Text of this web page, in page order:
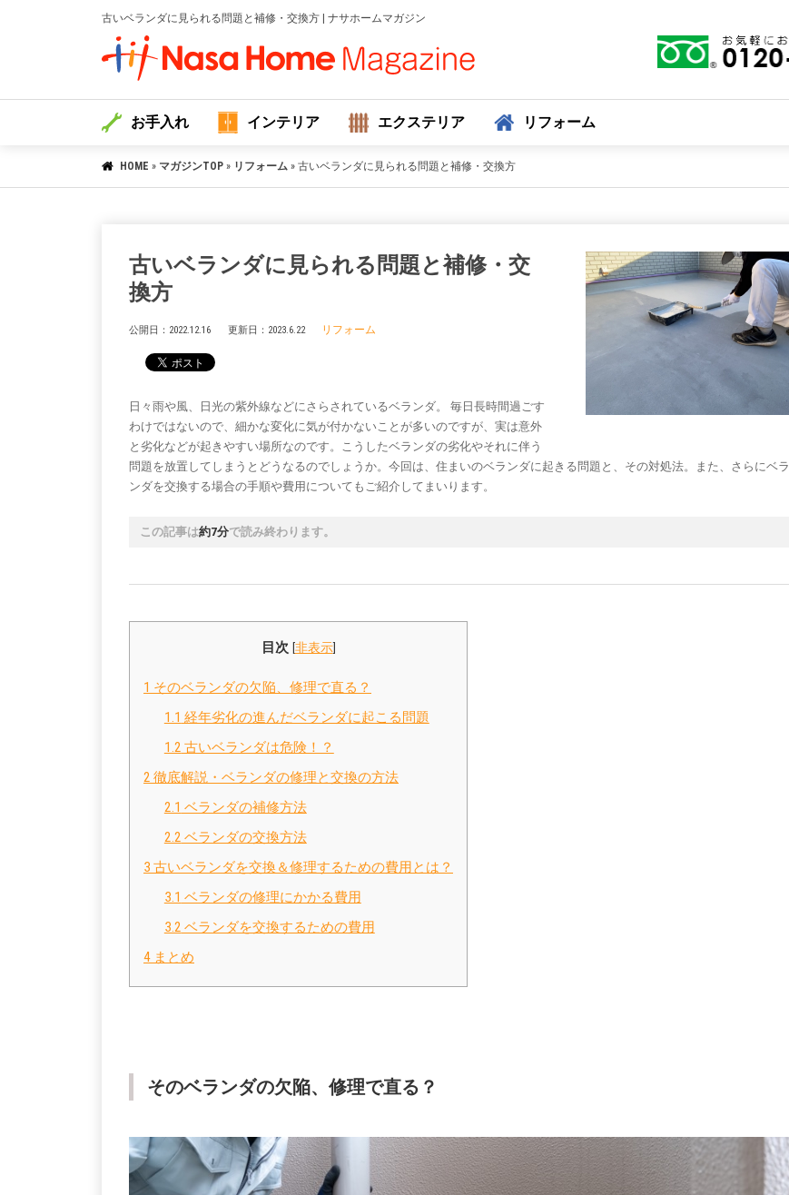
古いベランダに見られる問題と補修・交換方 | ナサホームマガジン
お手入れ インテリア エクステリア リフォーム
HOME » マガジンTOP » リフォーム » 古いベランダに見られる問題と補修・交換方
古いベランダに見られる問題と補修・交
換方
公開日： 2022.12.16 更新日： 2023.6.22 リフォーム
日々雨や風、日光の紫外線などにさらされているベランダ。 毎日長時間過ごす
わけではないので、細かな変化に気が付かないことが多いのですが、実は意外
と劣化などが起きやすい場所なのです。こうしたベランダの劣化やそれに伴う
問題を放置してしまうとどうなるのでしょうか。今回は、住まいのベランダに起きる問題と、その対処法。また、さらにベラ
ンダを交換する場合の手順や費用についてもご紹介してまいります。
この記事は約7分で読み終わります。
目次 [非表示]
1 そのベランダの欠陥、修理で直る？
1.1 経年劣化の進んだベランダに起こる問題
1.2 古いベランダは危険！？
2 徹底解説・ベランダの修理と交換の方法
2.1 ベランダの補修方法
2.2 ベランダの交換方法
3 古いベランダを交換＆修理するための費用とは？
3.1 ベランダの修理にかかる費用
3.2 ベランダを交換するための費用
4 まとめ
そのベランダの欠陥、修理で直る？